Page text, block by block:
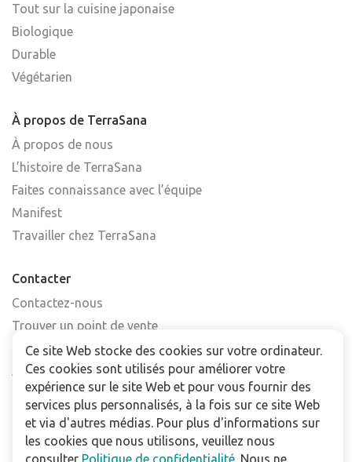
Tout sur la cuisine japonaise
Biologique
Durable
Végétarien
À propos de TerraSana
À propos de nous
L’histoire de TerraSana
Faites connaissance avec l’équipe
Manifest
Travailler chez TerraSana
Contacter
Contactez-nous
Trouver un point de vente
FAQ
Abonnez-vous à la newsletter
Pour les professionnels
Téléchargements
Ce site Web stocke des cookies sur votre ordinateur.
Ces cookies sont utilisés pour améliorer votre
expérience sur le site Web et pour vous fournir des
services plus personnalisés, à la fois sur ce site Web
et via d'autres médias. Pour plus d'informations sur
les cookies que nous utilisons, veuillez nous
consulter Politique de confidentialité . Nous ne